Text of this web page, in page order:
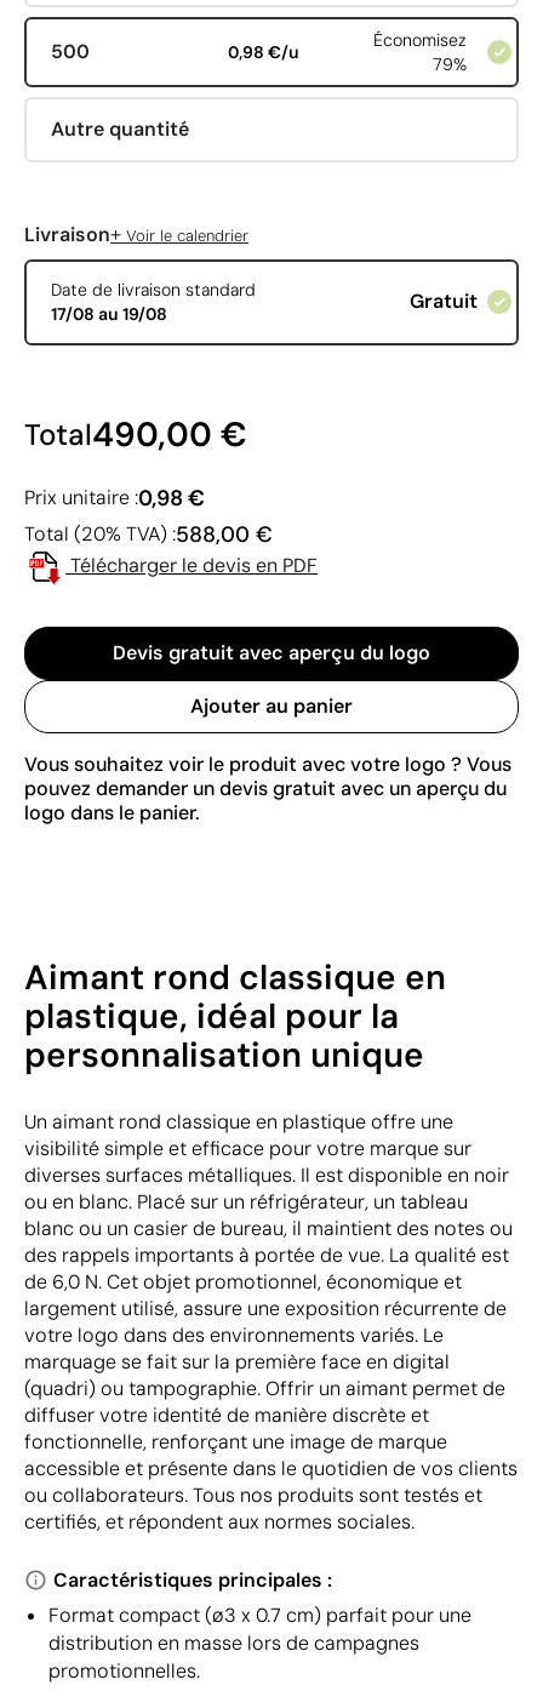
500 0,98 €/u
Économisez
79%
Autre quantité
Livraison+ Voir le calendrier
Date de livraison standard
17/08 au 19/08
Gratuit
Total490,00 €
Prix unitaire :0,98 €
Total (20% TVA) :588,00 €
Télécharger le devis en PDF
Devis gratuit avec aperçu du logo
Ajouter au panier
Vous souhaitez voir le produit avec votre logo ? Vous
pouvez demander un devis gratuit avec un aperçu du
logo dans le panier.
Aimant rond classique en
plastique, idéal pour la
personnalisation unique
Un aimant rond classique en plastique offre une
visibilité simple et efficace pour votre marque sur
diverses surfaces métalliques. Il est disponible en noir
ou en blanc. Placé sur un réfrigérateur, un tableau
blanc ou un casier de bureau, il maintient des notes ou
des rappels importants à portée de vue. La qualité est
de 6,0 N. Cet objet promotionnel, économique et
largement utilisé, assure une exposition récurrente de
votre logo dans des environnements variés. Le
marquage se fait sur la première face en digital
(quadri) ou tampographie. Offrir un aimant permet de
diffuser votre identité de manière discrète et
fonctionnelle, renforçant une image de marque
accessible et présente dans le quotidien de vos clients
ou collaborateurs. Tous nos produits sont testés et
certifiés, et répondent aux normes sociales.
Caractéristiques principales :
Format compact (ø3 x 0.7 cm) parfait pour une
distribution en masse lors de campagnes
promotionnelles.